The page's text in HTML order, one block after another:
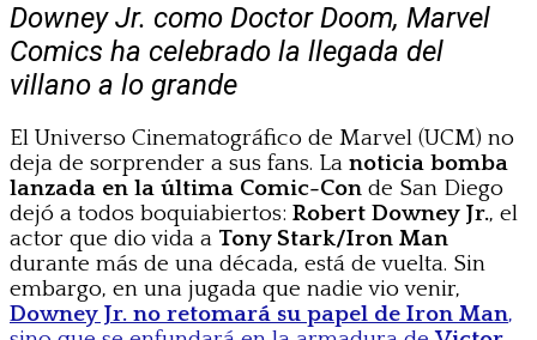
Downey Jr. como Doctor Doom, Marvel
Comics ha celebrado la llegada del
villano a lo grande
El Universo Cinematográfico de Marvel (UCM) no
deja de sorprender a sus fans. La noticia bomba
lanzada en la última Comic-Con de San Diego
dejó a todos boquiabiertos: Robert Downey Jr., el
actor que dio vida a Tony Stark/Iron Man
durante más de una década, está de vuelta. Sin
embargo, en una jugada que nadie vio venir,
Downey Jr. no retomará su papel de Iron Man,